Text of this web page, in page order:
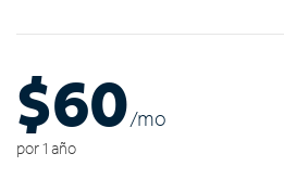
$60/mo
por 1 año